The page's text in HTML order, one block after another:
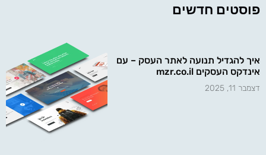
פוסטים חדשים
איך להגדיל תנועה לאתר העסק – עם
אינדקס העסקים mzr.co.il
דצמבר 11, 2025